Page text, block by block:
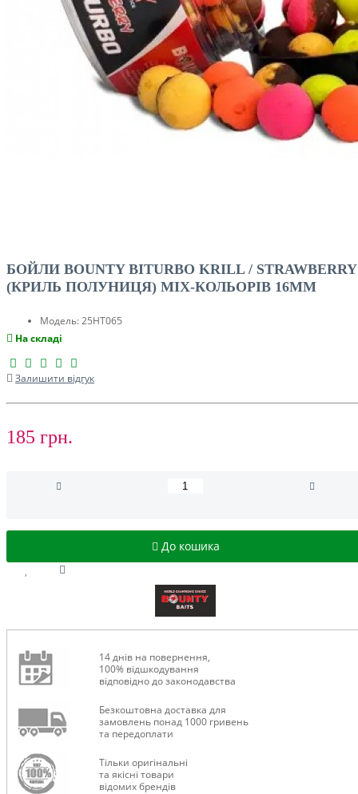
БОЙЛИ BOUNTY BITURBO KRILL / STRAWBERRY
(КРИЛЬ ПОЛУНИЦЯ) MIX-КОЛЬОРІВ 16MM
Модель:25HT065
На складі
Залишити відгук
185 грн.
До кошика
14 днів на повернення,
100% відшкодування
відповідно до законодавства
Безкоштовна доставка для
замовлень понад 1000 гривень
та передоплати
Тільки оригінальні
та якісні товари
відомих брендів